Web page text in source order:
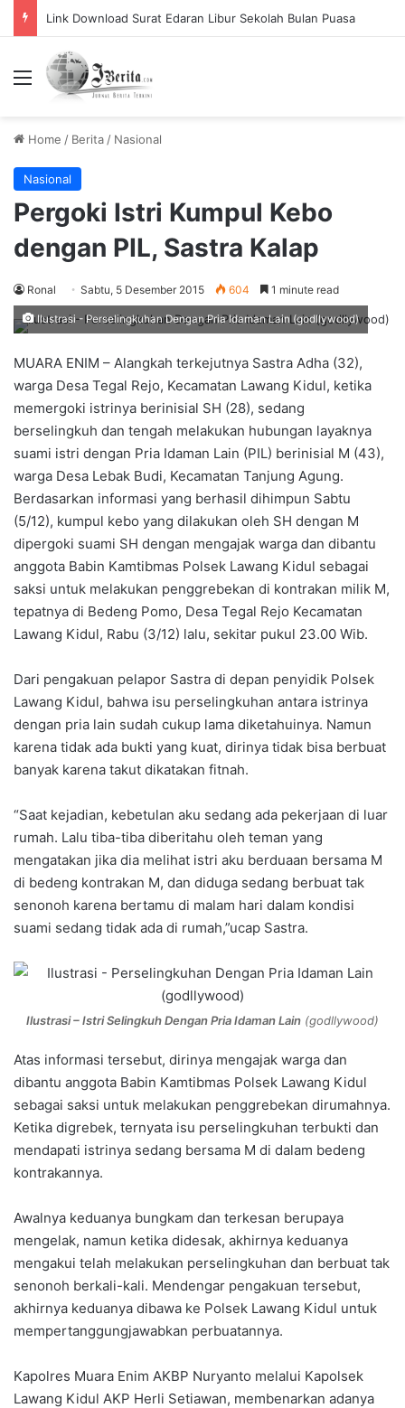
Link Download Surat Edaran Libur Sekolah Bulan Puasa
Menu
Home / Berita / Nasional
Nasional
Pergoki Istri Kumpul Kebo
dengan PIL, Sastra Kalap
Ronal Sabtu, 5 Desember 2015 604 1 minute read
Ilustrasi - Perselingkuhan Dengan Pria Idaman Lain (godllywood)
MUARA ENIM – Alangkah terkejutnya Sastra Adha (32),
warga Desa Tegal Rejo, Kecamatan Lawang Kidul, ketika
memergoki istrinya berinisial SH (28), sedang
berselingkuh dan tengah melakukan hubungan layaknya
suami istri dengan Pria Idaman Lain (PIL) berinisial M (43),
warga Desa Lebak Budi, Kecamatan Tanjung Agung.
Berdasarkan informasi yang berhasil dihimpun Sabtu
(5/12), kumpul kebo yang dilakukan oleh SH dengan M
dipergoki suami SH dengan mengajak warga dan dibantu
anggota Babin Kamtibmas Polsek Lawang Kidul sebagai
saksi untuk melakukan penggrebekan di kontrakan milik M,
tepatnya di Bedeng Pomo, Desa Tegal Rejo Kecamatan
Lawang Kidul, Rabu (3/12) lalu, sekitar pukul 23.00 Wib.
Dari pengakuan pelapor Sastra di depan penyidik Polsek
Lawang Kidul, bahwa isu perselingkuhan antara istrinya
dengan pria lain sudah cukup lama diketahuinya. Namun
karena tidak ada bukti yang kuat, dirinya tidak bisa berbuat
banyak karena takut dikatakan fitnah.
“Saat kejadian, kebetulan aku sedang ada pekerjaan di luar
rumah. Lalu tiba-tiba diberitahu oleh teman yang
mengatakan jika dia melihat istri aku berduaan bersama M
di bedeng kontrakan M, dan diduga sedang berbuat tak
senonoh karena bertamu di malam hari dalam kondisi
suami sedang tidak ada di rumah,”ucap Sastra.
Ilustrasi – Istri Selingkuh Dengan Pria Idaman Lain (godllywood)
Atas informasi tersebut, dirinya mengajak warga dan
dibantu anggota Babin Kamtibmas Polsek Lawang Kidul
sebagai saksi untuk melakukan penggrebekan dirumahnya.
Ketika digrebek, ternyata isu perselingkuhan terbukti dan
mendapati istrinya sedang bersama M di dalam bedeng
kontrakannya.
Awalnya keduanya bungkam dan terkesan berupaya
mengelak, namun ketika didesak, akhirnya keduanya
mengakui telah melakukan perselingkuhan dan berbuat tak
senonoh berkali-kali. Mendengar pengakuan tersebut,
akhirnya keduanya dibawa ke Polsek Lawang Kidul untuk
mempertanggungjawabkan perbuatannya.
Kapolres Muara Enim AKBP Nuryanto melalui Kapolsek
Lawang Kidul AKP Herli Setiawan, membenarkan adanya